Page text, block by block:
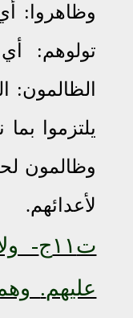
وظاهروا:
تولوهم:
الظالمون:
يلتزموا
وظالمون
لأعدائهم.
ت١١ج
-
عليهم.